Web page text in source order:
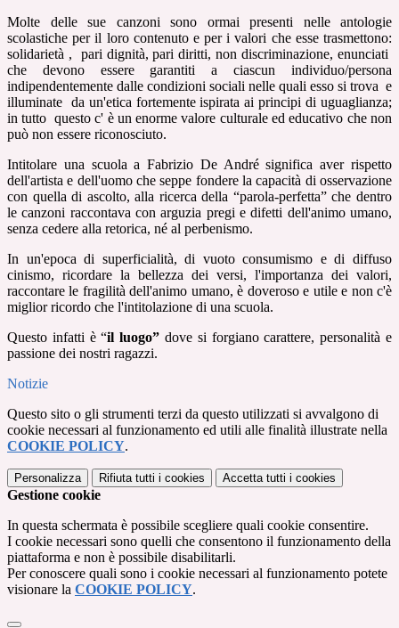
Molte delle sue canzoni sono ormai presenti nelle antologie
scolastiche per il loro contenuto e per i valori che esse trasmettono:
solidarietà ,
pari dignità, pari diritti, non discriminazione, enunciati
che devono essere garantiti a ciascun individuo/persona
indipendentemente dalle condizioni sociali nelle quali esso si trova e
illuminate da un'etica fortemente ispirata ai principi di uguaglianza;
in tutto questo c' è un enorme valore culturale ed educativo che non
può non essere riconosciuto.
Intitolare una scuola a Fabrizio De André significa aver rispetto
dell'artista e dell'uomo che seppe fondere la capacità di osservazione
con quella di ascolto, alla ricerca della “parola-perfetta” che dentro
le canzoni raccontava con arguzia pregi e difetti dell'animo umano,
senza cedere alla retorica, né al perbenismo.
In un'epoca di superficialità, di vuoto consumismo e di diffuso
cinismo, ricordare la bellezza dei versi, l'importanza dei valori,
raccontare le fragilità dell'animo umano, è doveroso e utile e non c'è
miglior ricordo che l'intitolazione di una scuola.
Questo infatti è “il luogo” dove si forgiano carattere, personalità e
passione dei nostri ragazzi.
Notizie
Questo sito o gli strumenti terzi da questo utilizzati si avvalgono di
cookie necessari al funzionamento ed utili alle finalità illustrate nella
COOKIE POLICY.
Personalizza Rifiuta tutti i cookies Accetta tutti i cookies
Gestione cookie
In questa schermata è possibile scegliere quali cookie consentire.
I cookie necessari sono quelli che consentono il funzionamento della
piattaforma e non è possibile disabilitarli.
Per conoscere quali sono i cookie necessari al funzionamento potete
visionare la COOKIE POLICY.